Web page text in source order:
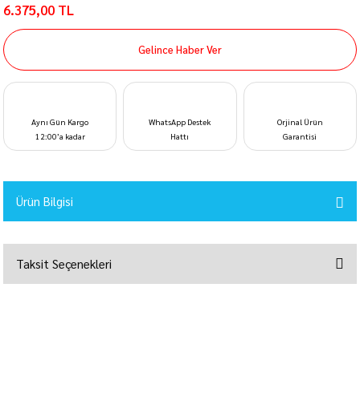
6.375,00 TL
Gelince Haber Ver
Aynı Gün Kargo
12:00’a kadar
WhatsApp Destek
Hattı
Orjinal Ürün
Garantisi
Ürün Bilgisi
Taksit Seçenekleri